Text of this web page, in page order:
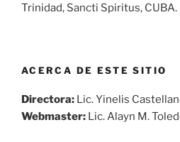
Trinidad, Sancti Spiritus,
ACERCA DE ESTE SITIO
Directora: Lic. Yinelis
Webmaster: Lic. Alayn M.